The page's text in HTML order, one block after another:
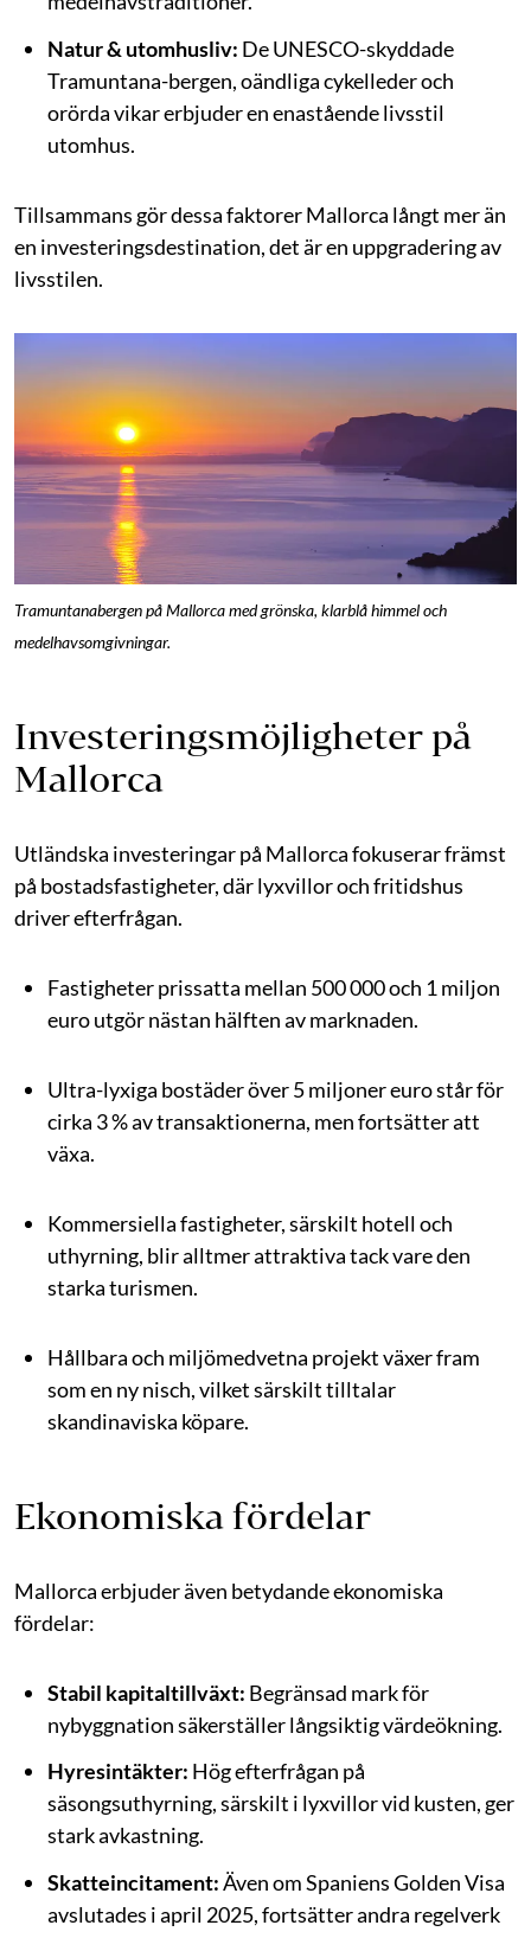
Natur & utomhusliv: De UNESCO-skyddade
Tramuntana-bergen, oändliga cykelleder och
orörda vikar erbjuder en enastående livsstil
utomhus.
Tillsammans gör dessa faktorer Mallorca långt mer än
en investeringsdestination, det är en uppgradering av
livsstilen.
Tramuntanabergen på Mallorca med grönska, klarblå himmel och
medelhavsomgivningar.
Investeringsmöjligheter på
Mallorca
Utländska investeringar på Mallorca fokuserar främst
på bostadsfastigheter, där lyxvillor och fritidshus
driver efterfrågan.
Fastigheter prissatta mellan 500 000 och 1 miljon
euro utgör nästan hälften av marknaden.
Ultra-lyxiga bostäder över 5 miljoner euro står för
cirka 3 % av transaktionerna, men fortsätter att
växa.
Kommersiella fastigheter, särskilt hotell och
uthyrning, blir alltmer attraktiva tack vare den
starka turismen.
Hållbara och miljömedvetna projekt växer fram
som en ny nisch, vilket särskilt tilltalar
skandinaviska köpare.
Ekonomiska fördelar
Mallorca erbjuder även betydande ekonomiska
fördelar:
Stabil kapitaltillväxt: Begränsad mark för
nybyggnation säkerställer långsiktig värdeökning.
Hyresintäkter: Hög efterfrågan på
säsongsuthyrning, särskilt i lyxvillor vid kusten, ger
stark avkastning.
Skatteincitament:Även om Spaniens Golden Visa
avslutades i april 2025, fortsätter andra regelverk